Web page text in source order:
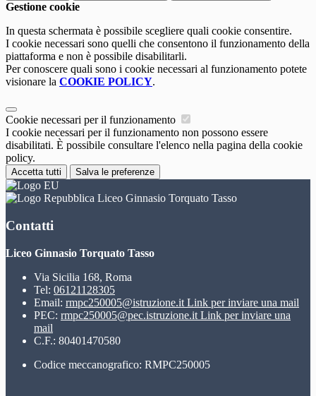
Gestione cookie
In questa schermata è possibile scegliere quali cookie consentire.
I cookie necessari sono quelli che consentono il funzionamento della
piattaforma e non è possibile disabilitarli.
Per conoscere quali sono i cookie necessari al funzionamento potete
visionare la COOKIE POLICY.
Cookie necessari per il funzionamento
I cookie necessari per il funzionamento non possono essere
disabilitati. È possibile consultare l'elenco nella pagina della cookie
policy.
Accetta tutti Salva le preferenze
Liceo Ginnasio Torquato Tasso
Contatti
Liceo Ginnasio Torquato Tasso
Via Sicilia 168, Roma
Tel: 06121128305
Email: rmpc250005@istruzione.it Link per inviare una mail
PEC: rmpc250005@pec.istruzione.it Link per inviare una
mail
C.F.: 80401470580
Codice meccanografico: RMPC250005